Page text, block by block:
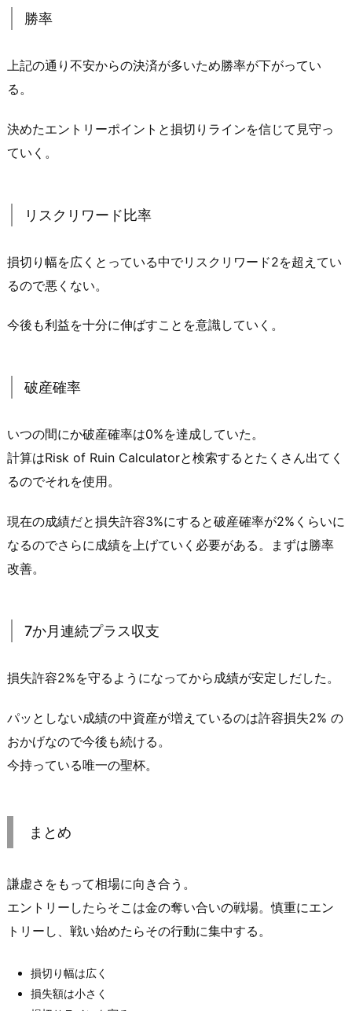
勝率
上記の通り不安からの決済が多いため勝率が下がってい
る。
決めたエントリーポイントと損切りラインを信じて見守っ
ていく。
リスクリワード比率
損切り幅を広くとっている中でリスクリワード2を超えてい
るので悪くない。
今後も利益を十分に伸ばすことを意識していく。
破産確率
いつの間にか破産確率は0%を達成していた。
計算はRisk of Ruin Calculatorと検索するとたくさん出てく
るのでそれを使用。
現在の成績だと損失許容3%にすると破産確率が2%くらいに
なるのでさらに成績を上げていく必要がある。まずは勝率
改善。
7か月連続プラス収支
損失許容2%を守るようになってから成績が安定しだした。
パッとしない成績の中資産が増えているのは許容損失2% の
おかげなので今後も続ける。
今持っている唯一の聖杯。
まとめ
謙虚さをもって相場に向き合う。
エントリーしたらそこは金の奪い合いの戦場。慎重にエン
トリーし、戦い始めたらその行動に集中する。
損切り幅は広く
損失額は小さく